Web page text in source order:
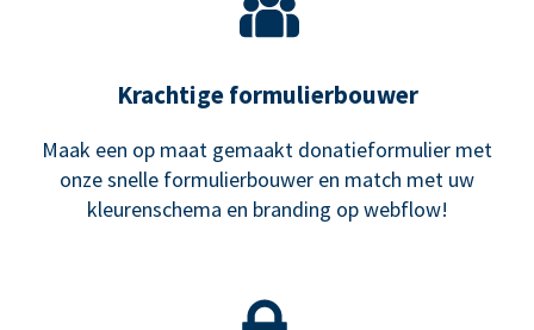
Krachtige formulierbouwer
Maak een op maat gemaakt donatieformulier met
onze snelle formulierbouwer en match met uw
kleurenschema en branding op webflow!